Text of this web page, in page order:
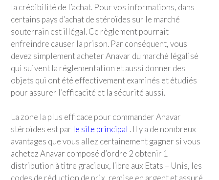
la crédibilité de l’achat. Pour vos informations, dans
certains pays d’achat de stéroïdes sur le marché
souterrain est illégal. Ce règlement pourrait
enfreindre causer la prison. Par conséquent, vous
devez simplement acheter Anavar du marché légalisé
qui suivent la réglementation et aussi donner des
objets qui ont été effectivement examinés et étudiés
pour assurer l’efficacité et la sécurité aussi.
La zone la plus efficace pour commander Anavar
stéroïdes est par le site principal . Il y a de nombreux
avantages que vous allez certainement gagner si vous
achetez Anavar composé d’ordre 2 obtenir 1
distribution à titre gracieux, libre aux Etats – Unis, les
codes de réduction de prix, remise en argent et assuré